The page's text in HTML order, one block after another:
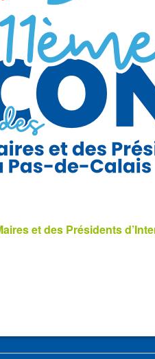
et des Présidents